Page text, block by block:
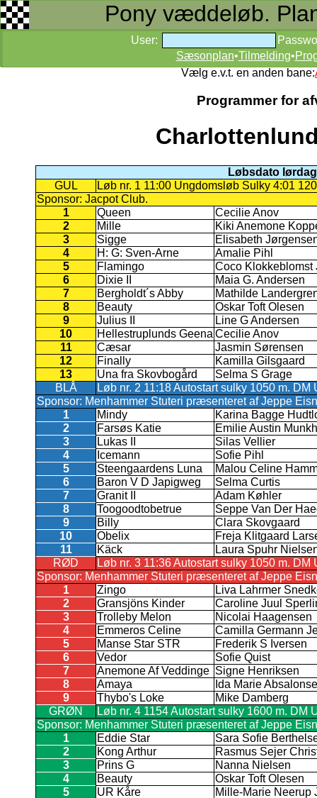
Pony væddeløb.
User:
Sæsonplan•Tilmelding•
Vælg e.v.t. en anden bane:
Programmer for
Løbsdato
GUL
Løb nr. 1 11:00 Ungdomsløb Sulky 4:01
Sponsor: Jacpot Club.
1
Queen
Cecilie Anov
2
Mille
Kiki Anemone
3
Sigge
Elisabeth
4
H: G: Sven-Arne
Amalie Pihl
5
Flamingo
Coco Klokkeblomst
6
Dixie II
Maia G. Andersen
7
Bergholdt´s Abby
Mathilde
8
Beauty
Oskar Toft Olesen
9
Julius II
Line G Andersen
10
Hellestruplunds Geena Cecilie Anov
11
Cæsar
Jasmin Sørensen
12
Finally
Kamilla Gilsgaard
13
Una fra Skovbogård
Selma S Grage
BLÅ
Løb nr. 2 11:18 Autostart sulky 1050 m. DM
Sponsor: Menhammer Stuteri præsenteret af Jeppe
1
Mindy
Karina Bagge
2
Farsøs Katie
Emilie Austin
3
Lukas II
Silas Vellier
4
Icemann
Sofie Pihl
5
Steengaardens Luna
Malou Celine
6
Baron V D Japigweg
Selma Curtis
7
Granit II
Adam Køhler
8
Toogoodtobetrue
Seppe Van Der
9
Billy
Clara Skovgaard
10
Obelix
Freja Klitgaard
11
Käck
Laura Spuhr
RØD
Løb nr. 3 11:36 Autostart sulky 1050 m. DM
Sponsor: Menhammer Stuteri præsenteret af Jeppe
1
Zingo
Liva Lahrmer
2
Gransjöns Kinder
Caroline Juul
3
Trolleby Melon
Nicolai Haagensen
4
Emmeros Celine
Camilla Germann
5
Manse Star STR
Frederik S Iversen
6
Vedor
Sofie Quist
7
Anemone Af Veddinge Signe Henriksen
8
Amaya
Ida Marie
9
Thybo's Loke
Mike Damberg
GRØN
Løb nr. 4 1154 Autostart sulky 1600 m. DM
Sponsor: Menhammer Stuteri præsenteret af Jeppe
1
Eddie Star
Sara Sofie
2
Kong Arthur
Rasmus Sejer
3
Prins G
Nanna Nielsen
4
Beauty
Oskar Toft Olesen
5
UR Kåre
Mille-Marie Neerup